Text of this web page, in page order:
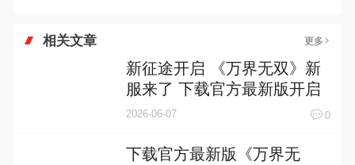
相关文章 更多
新征途开启 《万界无双》新
服来了 下载官方最新版开启
新挑战
2026-06-07 0
下载官方最新版《万界无